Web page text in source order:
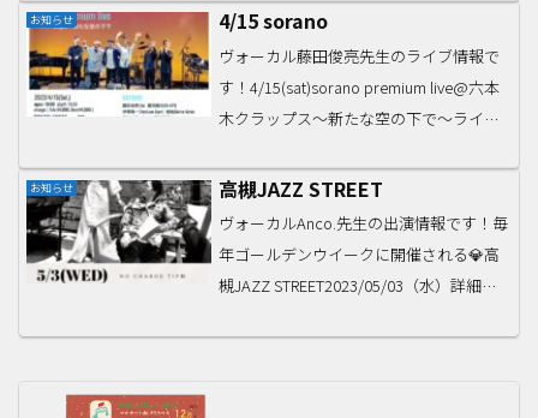
ライブ情報など@shoma_5150 こちらか
らもどうぞ🎸#アオイサウンドラボ
#aoiso...
お知らせ 4/15 sorano
ヴォーカル藤田俊亮先生のライブ情報で
す！4/15(sat)sorano premium live@六本
木クラップス～新たな空の下で～ライブ
演(2部制)メンバー藤田俊亮(Vo)藤田剛充
(...
お知らせ 高槻JAZZ STREET
ヴォーカルAnco.先生の出演情報です！毎
年ゴールデンウイークに開催される💎高
槻JAZZ STREET2023/05/03（水）詳細は